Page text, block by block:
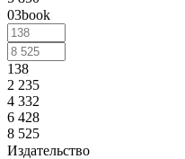
03book
138
2 235
4 332
6 428
8 525
Издательство